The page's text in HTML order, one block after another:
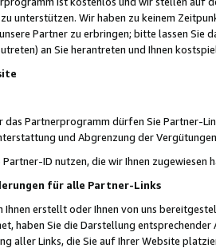
unterstützen. Wir haben zu keinem
Partner zu erbringen; bitte lassen Sie
an Sie herantreten und Ihnen
das Partnerprogramm dürfen Sie Partner-
und Abgrenzung der
ID nutzen, die wir Ihnen zugewiesen
für alle Partner-Links
Ihnen erstellt oder Ihnen von uns
haben Sie die Darstellung
aller Links, die Sie auf Ihrer Website